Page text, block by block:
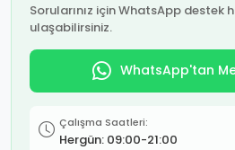
Sorularınız için WhatsApp destek
ulaşabilirsiniz.
WhatsApp'tan
Çalışma Saatleri:
Hergün: 09:00-21:00